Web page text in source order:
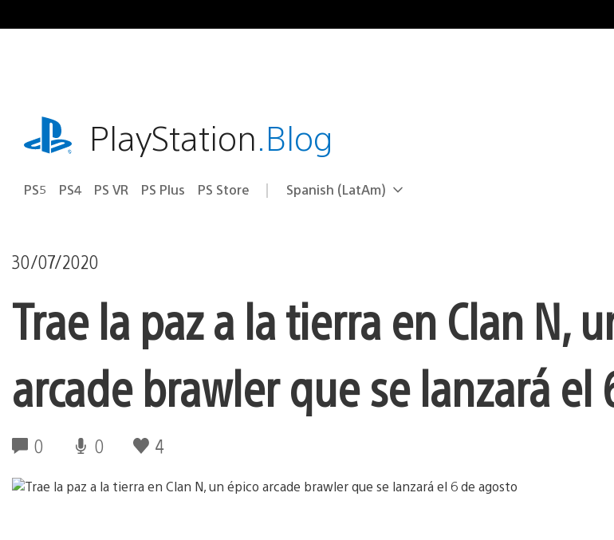
al
playstation.comPlayStation.Blog
PS5 PS4 PS VR PS Plus PS Store Elige
Región
Spanish (LatAm)
30/07/2020
Trae la paz a la tierra en Clan N,
arcade brawler que se lanzará el
0 0 4